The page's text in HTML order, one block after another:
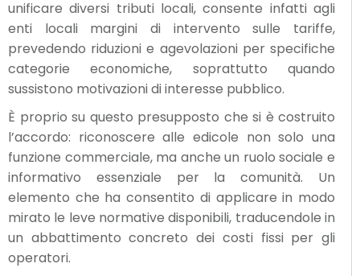
unificare diversi tributi locali, consente infatti agli
enti locali margini di intervento sulle tariffe,
prevedendo riduzioni e agevolazioni per specifiche
categorie economiche, soprattutto quando
sussistono motivazioni di interesse pubblico.
È proprio su questo presupposto che si è costruito
l’accordo: riconoscere alle edicole non solo una
funzione commerciale, ma anche un ruolo sociale e
informativo essenziale per la comunità. Un
elemento che ha consentito di applicare in modo
mirato le leve normative disponibili, traducendole in
un abbattimento concreto dei costi fissi per gli
operatori.